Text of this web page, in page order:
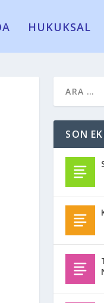
HUKUKSAL
SON